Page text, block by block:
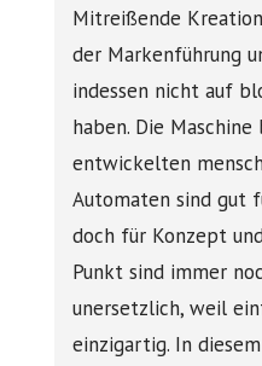
Mitreißende
der Markenführung
indessen nicht auf
haben. Die
entwickelten
Automaten sind gut
doch für Konzept
Punkt sind immer
unersetzlich, weil
einzigartig. In